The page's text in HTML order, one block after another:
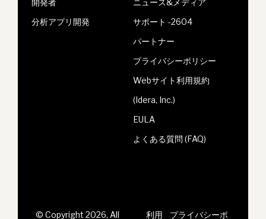
開発者
分析アプリ開発
ニュース&メディア
サポート -2604
パートナー
プライバシーポリシー
Webサイト利用規約
(Idera, Inc.)
EULA
よくある質問 (FAQ)
© Copyright 2026, All 利用 プライバシーポ